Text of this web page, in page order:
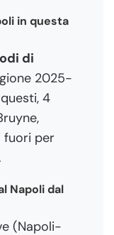
in questa
di
2025-
4
fuori per
Napoli dal
(Napoli-